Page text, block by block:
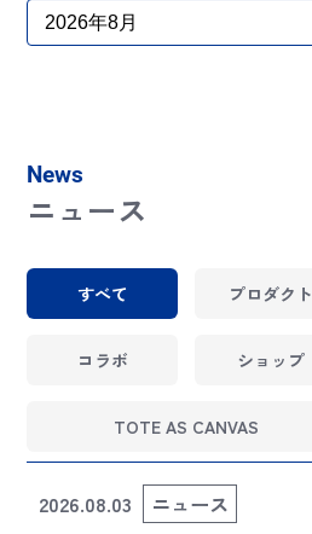
News
ニュース
すべて プロダクト
コラボ ショップ
TOTE AS CANVAS
2026.08.03
ニュース